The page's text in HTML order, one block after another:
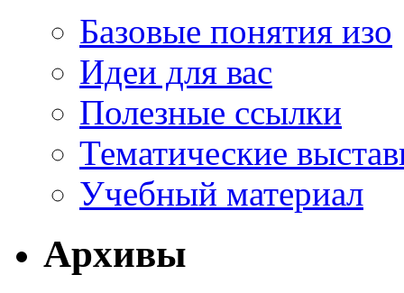
Базовые понятия изо
Идеи для вас
Полезные ссылки
Тематические
Учебный материал
Архивы